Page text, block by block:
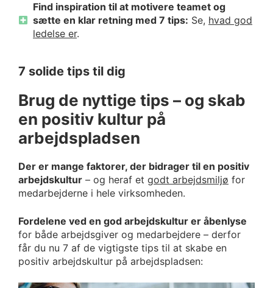
Find inspiration til at motivere teamet og
sætte en klar retning med 7 tips: Se, hvad god
ledelse er.
7 solide tips til dig
Brug de nyttige tips – og skab
en positiv kultur på
arbejdspladsen
Der er mange faktorer, der bidrager til en positiv
arbejdskultur – og heraf et godt arbejdsmiljø for
medarbejderne i hele virksomheden.
Fordelene ved en god arbejdskultur er åbenlyse
for både arbejdsgiver og medarbejdere – derfor
får du nu 7 af de vigtigste tips til at skabe en
positiv arbejdskultur på arbejdspladsen: